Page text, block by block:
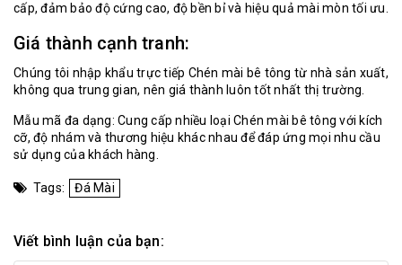
cấp, đảm bảo độ cứng cao, độ bền bỉ và hiệu quả mài mòn tối ưu.
Giá thành cạnh tranh:
Chúng tôi nhập khẩu trực tiếp Chén mài bê tông từ nhà sản xuất,
không qua trung gian, nên giá thành luôn tốt nhất thị trường.
Mẫu mã đa dạng: Cung cấp nhiều loại Chén mài bê tông với kích
cỡ, độ nhám và thương hiệu khác nhau để đáp ứng mọi nhu cầu
sử dụng của khách hàng.
Tags: Đá Mài
Viết bình luận của bạn: